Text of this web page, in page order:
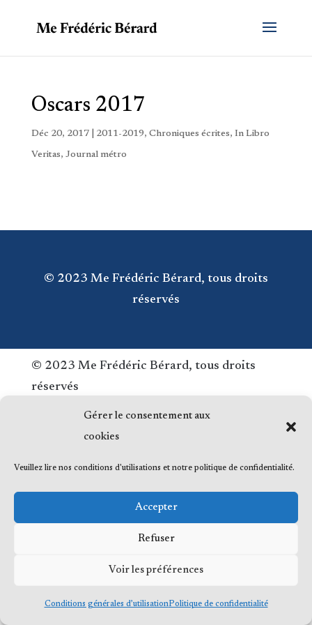
Gérer le consentement aux
cookies
Veuillez lire nos conditions d'utilisations et notre politique de confidentialité.
Accepter
Refuser
Voir les préférences
Conditions générales d’utilisationPolitique de confidentialité
Oscars 2017
Déc 20, 2017| 2011-2019, Chroniques écrites, In Libro
Veritas, Journal métro
© 2023 Me Frédéric Bérard, tous droits
réservés
© 2023 Me Frédéric Bérard, tous droits
réservés